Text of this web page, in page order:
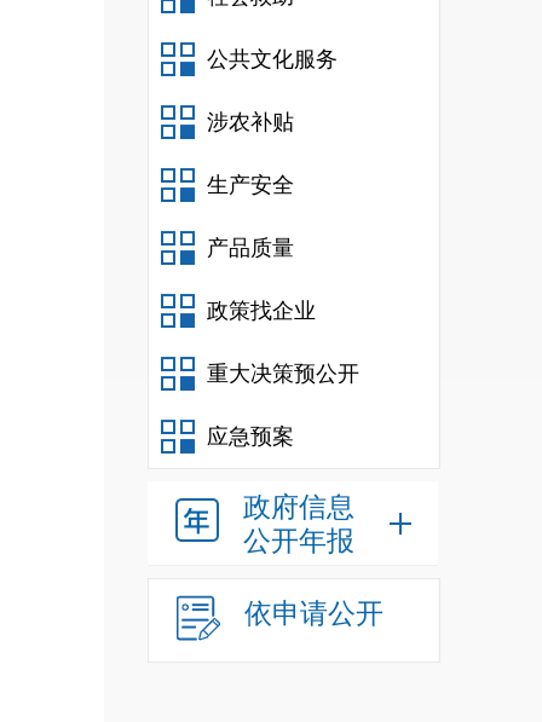
公共文化服务
涉农补贴
生产安全
产品质量
政策找企业
重大决策预公开
应急预案
政府信息
公开年报
依申请公开